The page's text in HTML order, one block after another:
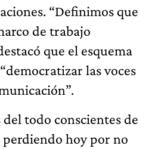
“Definimos que
de trabajo
que el esquema
las voces
todo conscientes de
perdiendo hoy por no